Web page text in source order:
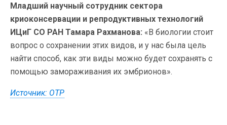
Младший научный сотрудник сектора
криоконсервации и репродуктивных технологий
ИЦиГ СО РАН Тамара Рахманова: «В биологии стоит
вопрос о сохранении этих видов, и у нас была цель
найти способ, как эти виды можно будет сохранять с
помощью замораживания их эмбрионов».
Источник: ОТР